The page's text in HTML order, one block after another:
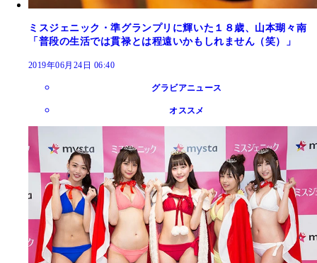
ミスジェニック・準グランプリに輝いた１８歳、山本瑚々南
「普段の生活では貫禄とは程遠いかもしれません（笑）」
2019年06月24日 06:40
グラビアニュース
オススメ